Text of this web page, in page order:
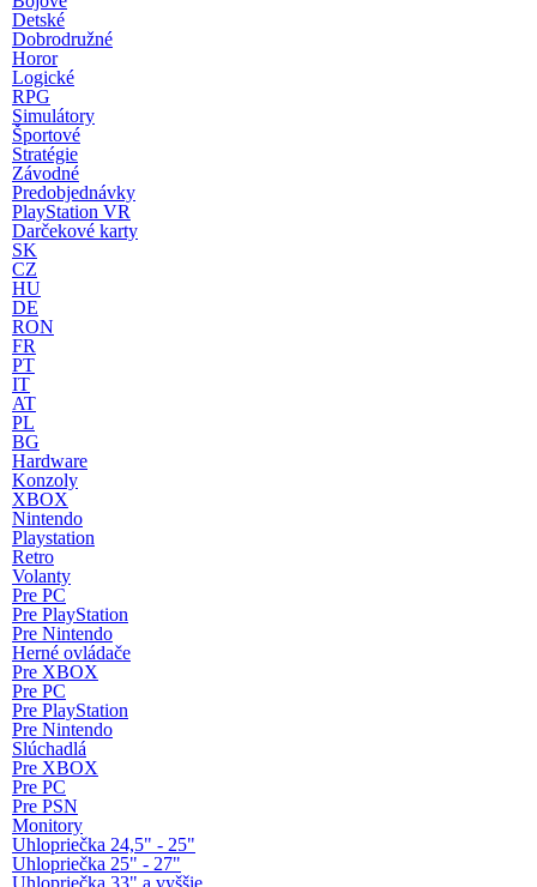
Detské
Dobrodružné
Horor
Logické
RPG
Simulátory
Športové
Stratégie
Závodné
Predobjednávky
PlayStation VR
Darčekové karty
SK
CZ
HU
DE
RON
FR
PT
IT
AT
PL
BG
Hardware
Konzoly
XBOX
Nintendo
Playstation
Retro
Volanty
Pre PC
Pre PlayStation
Pre Nintendo
Herné ovládače
Pre XBOX
Pre PC
Pre PlayStation
Pre Nintendo
Slúchadlá
Pre XBOX
Pre PC
Pre PSN
Monitory
Uhlopriečka 24,5" - 25"
Uhlopriečka 25" - 27"
Uhlopriečka 33" a vyššie